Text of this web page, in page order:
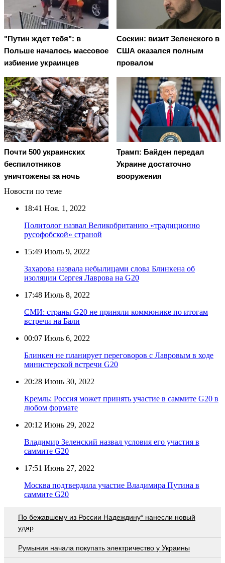
"Путин ждет тебя": в
Польше началось массовое
избиение украинцев
Соскин: визит Зеленского в
США оказался полным
провалом
Почти 500 украинских
беспилотников
уничтожены за ночь
Трамп: Байден передал
Украине достаточно
вооружения
Новости по теме
18:41 Ноя. 1, 2022
Политолог назвал Великобританию «традиционно
русофобской» страной
15:49 Июль 9, 2022
Захарова назвала небылицами слова Блинкена об
изоляции Сергея Лаврова на G20
17:48 Июль 8, 2022
СМИ: страны G20 не приняли коммюнике по итогам
встречи на Бали
00:07 Июль 6, 2022
Блинкен не планирует переговоров с Лавровым в ходе
министерской встречи G20
20:28 Июнь 30, 2022
Кремль: Россия может принять участие в саммите G20 в
любом формате
20:12 Июнь 29, 2022
Владимир Зеленский назвал условия его участия в
саммите G20
17:51 Июнь 27, 2022
Москва подтвердила участие Владимира Путина в
саммите G20
По бежавшему из России Надеждину* нанесли новый
удар
Румыния начала покупать электричество у Украины